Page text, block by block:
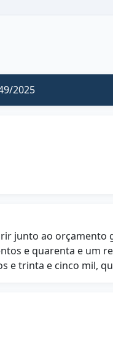
2025
junto ao orçamento
e quarenta e um
e trinta e cinco mil,